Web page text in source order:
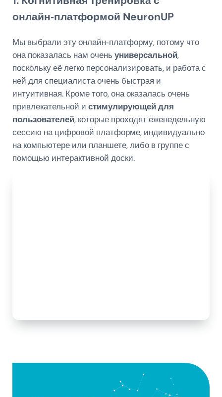
онлайн‑платформой NeuronUP
Мы выбрали эту онлайн‑платформу, потому что
она показалась нам очень универсальной,
поскольку её легко персонализировать, и работа с
ней для специалиста очень быстрая и
интуитивная. Кроме того, она оказалась очень
привлекательной и стимулирующей для
пользователей, которые проходят еженедельную
сессию на цифровой платформе, индивидуально
на компьютере или планшете, либо в группе с
помощью интерактивной доски.